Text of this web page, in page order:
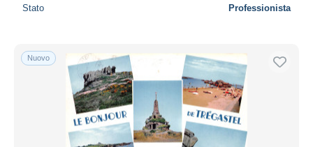
Stato Professionista
Nuovo